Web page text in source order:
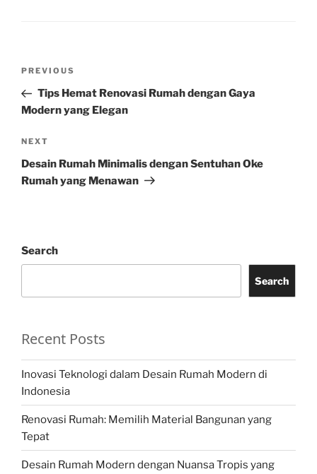
Previous
Post
PREVIOUS
Tips Hemat Renovasi Rumah dengan Gaya
Modern yang Elegan
Next
Post
NEXT
Desain Rumah Minimalis dengan Sentuhan Oke
Rumah yang Menawan
Search
Search
Recent Posts
Inovasi Teknologi dalam Desain Rumah Modern di
Indonesia
Renovasi Rumah: Memilih Material Bangunan yang
Tepat
Desain Rumah Modern dengan Nuansa Tropis yang